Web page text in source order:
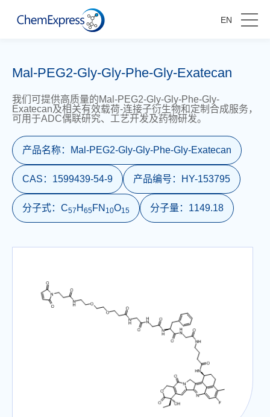
EN
Mal-PEG2-Gly-Gly-Phe-Gly-Exatecan
我们可提供高质量的Mal-PEG2-Gly-Gly-Phe-Gly-
Exatecan及相关有效载荷-连接子衍生物和定制合成服务，
可用于ADC偶联研究、工艺开发及药物研发。
产品名称： Mal-PEG2-Gly-Gly-Phe-Gly-Exatecan
CAS： 1599439-54-9 产品编号： HY-153795
分子式： C57 H 65FN 10O15 分子量： 1149.18